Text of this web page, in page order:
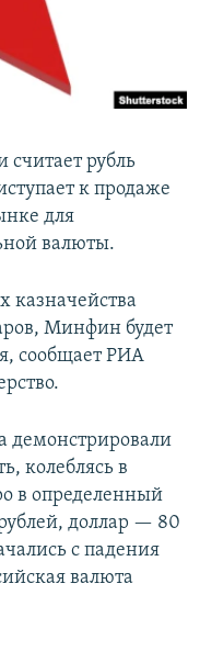
считает рубль
к продаже
для
валюты.
казначейства
Минфин будет
сообщает РИА
демонстрировали
колеблясь в
в определенный
доллар — 80
с падения
валюта